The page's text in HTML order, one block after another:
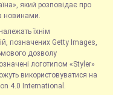
який розповідає про
новинами.
їхнім
позначених Getty Images,
дозволу
логотипом «Styler»
використовуватися на
4.0 International.